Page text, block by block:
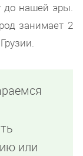
до нашей эры.
занимает 2
или